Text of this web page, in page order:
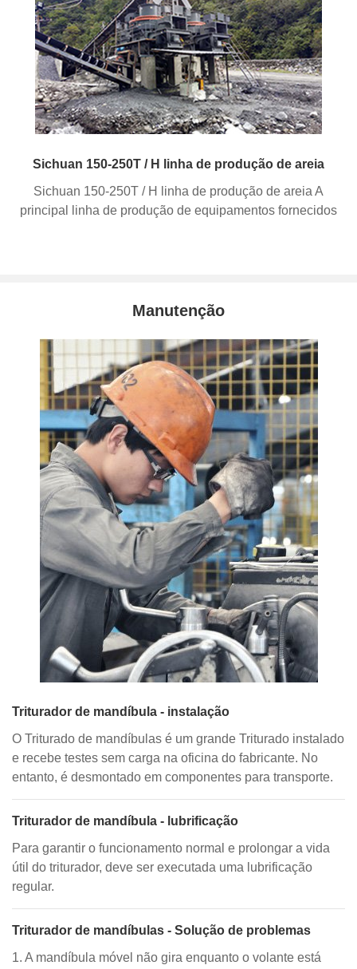
Sichuan 150-250T / H linha de produção de areia
Sichuan 150-250T / H linha de produção de areia A
principal linha de produção de equipamentos fornecidos
Manutenção
Triturador de mandíbula - instalação
O Triturado de mandíbulas é um grande Triturado instalado
e recebe testes sem carga na oficina do fabricante. No
entanto, é desmontado em componentes para transporte.
Triturador de mandíbula - lubrificação
Para garantir o funcionamento normal e prolongar a vida
útil do triturador, deve ser executada uma lubrificação
regular.
Triturador de mandíbulas - Solução de problemas
1. A mandíbula móvel não gira enquanto o volante está